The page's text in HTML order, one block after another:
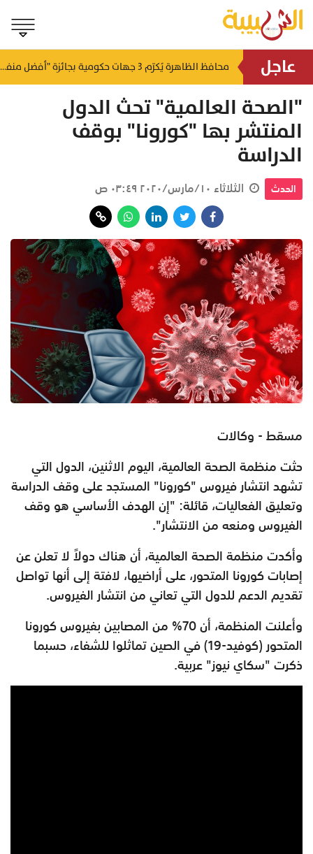
عاجل
منذ ٥ ساعات منذ ٥ ساعات محافظ الظاهرة يُكرّم 3 جهات حكومية بجائزة "أفضل منفذ تقديم خدمة" لعام 2025
"الصحة العالمية" تحث الدول
المنتشر بها "كورونا" بوقف
الدراسة
الحدث الثلاثاء ١٠/مارس/٢٠٢٠ ٠٣:٤٩ ص
مسقط - وكالات
حثت منظمة الصحة العالمية، اليوم الاثنين، الدول التي
تشهد انتشار فيروس "كورونا" المستجد على وقف الدراسة
وتعليق الفعاليات، قائلة: "إن الهدف الأساسي هو وقف
الفيروس ومنعه من الانتشار".
وأكدت منظمة الصحة العالمية، أن هناك دولاً لا تعلن عن
إصابات كورونا المتحور، على أراضيها، لافتة إلى أنها تواصل
تقديم الدعم للدول التي تعاني من انتشار الفيروس.
وأعلنت المنظمة، أن 70% من المصابين بفيروس كورونا
المتحور (كوفيد-19) في الصين تماثلوا للشفاء، حسبما
ذكرت "سكاي نيوز" عربية.